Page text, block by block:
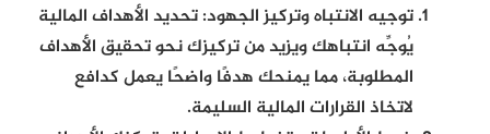
توجيه الانتباه وتركيز الجهود:تحديد الأهداف المالية
يُوجِّه انتباهك ويزيد من تركيزك نحو تحقيق الأهداف
المطلوبة، مما يمنحك هدفًا واضحًا يعمل كدافع
لاتخاذ القرارات المالية السليمة.